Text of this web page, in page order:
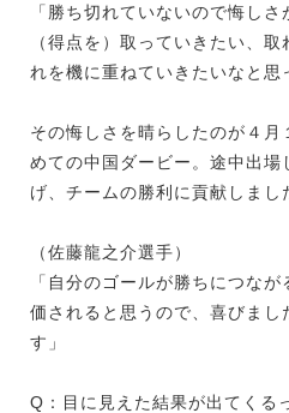
「勝ち切れていないので悔し
（得点を）取っていきたい、
れを機に重ねていきたいなと思
その悔しさを晴らしたのが４
めての中国ダービー。途中出場
げ、チームの勝利に貢献しまし
（佐藤龍之介選手）
「自分のゴールが勝ちにつな
価されると思うので、喜びまし
す」
Q：目に見えた結果が出てくる